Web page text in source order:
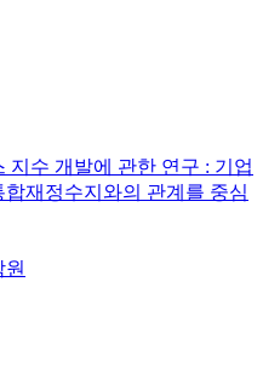
지수 개발에 관한 연구 : 기업
재정수지와의 관계를 중심
원